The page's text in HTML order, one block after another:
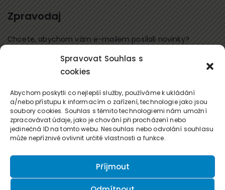
Spravovat Souhlas s
cookies
Abychom poskytli co nejlepší služby, používáme k ukládání
a/nebo přístupu k informacím o zařízení, technologie jako jsou
soubory cookies. Souhlas s těmito technologiemi nám umožní
zpracovávat údaje, jako je chování při procházení nebo
jedinečná ID na tomto webu. Nesouhlas nebo odvolání souhlasu
může nepříznivě ovlivnit určité vlastnosti a funkce.
Příjmout
Zpravodaj
Chcete, abychom vám e-mailem posílali novinky?
Přihlaste se k odběru
Kontaktujte nás
office@forum-media.cz
Tel.: +420 251 115 576